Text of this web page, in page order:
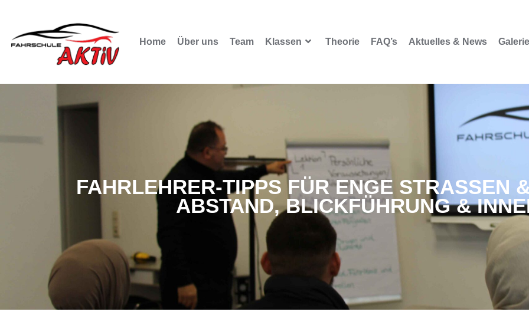
Home Über uns Team Klassen Theorie FAQ’s Aktuelles & News Galerie
FAHRLEHRER-TIPPS FÜR ENGE STRASSEN &
BSTAND, BLICKFÜHRUNG &